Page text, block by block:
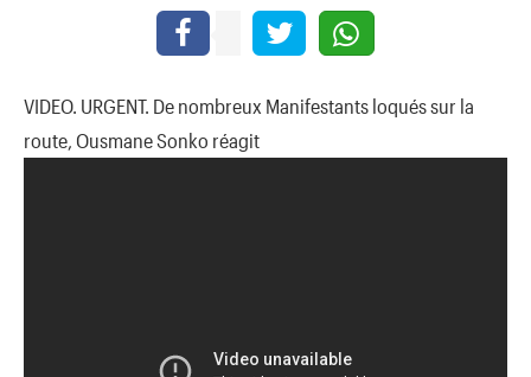
VIDEO. URGENT. De nombreux Manifestants loqués sur la
route, Ousmane Sonko réagit